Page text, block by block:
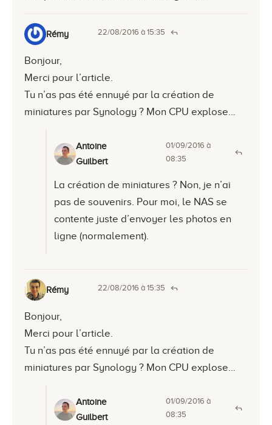
Rémy 22/08/2016 à 15:35
Bonjour,
Merci pour l’article.
Tu n’as pas été ennuyé par la création de
miniatures par Synology ? Mon CPU explose…
Antoine
Guilbert
01/09/2016 à
08:35
La création de miniatures ? Non, je n’ai
pas de souvenirs. Pour moi, le NAS se
contente juste d’envoyer les photos en
ligne (normalement).
Rémy 22/08/2016 à 15:35
Bonjour,
Merci pour l’article.
Tu n’as pas été ennuyé par la création de
miniatures par Synology ? Mon CPU explose…
Antoine
Guilbert
01/09/2016 à
08:35